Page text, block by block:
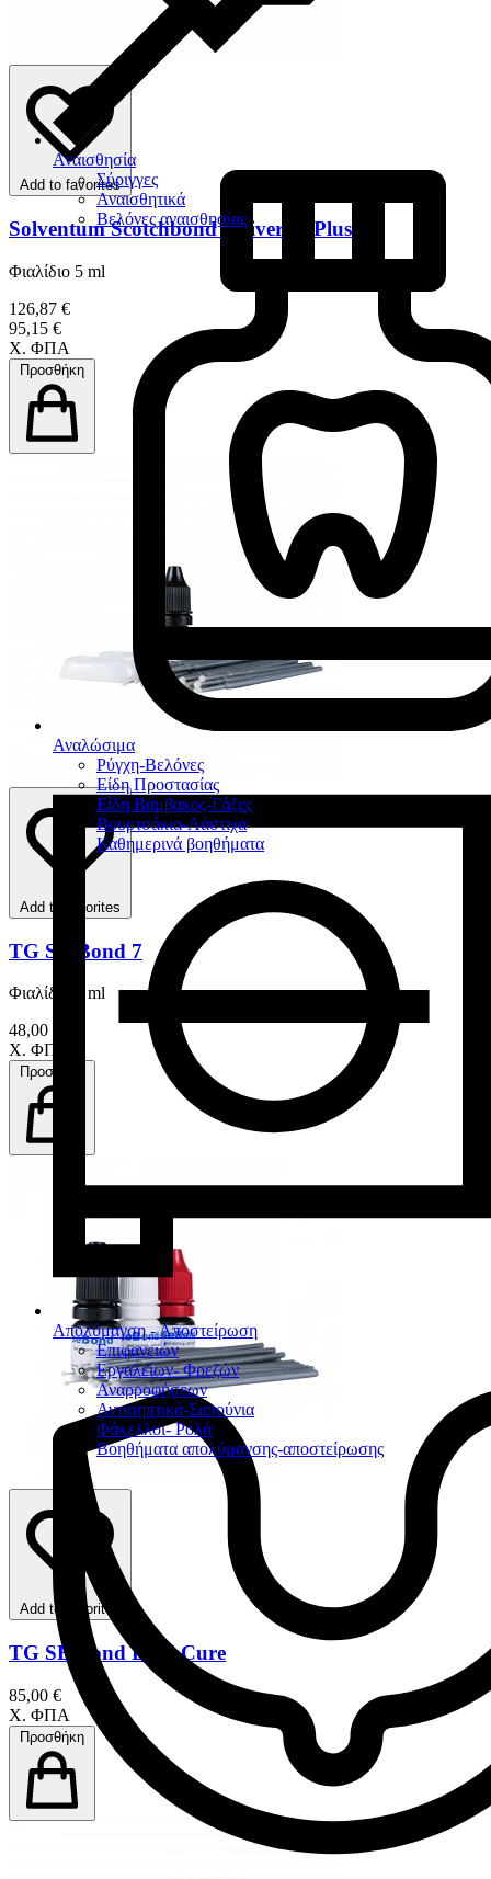
Αναισθησία
Σύριγγες
Αναισθητικά
Βελόνες αναισθησίας
Αναλώσιμα
Ρύγχη-Βελόνες
Είδη Προστασίας
Είδη Βάμβακος-Γάζες
Βουρτσάκια-Λάστιχα
Καθημερινά βοηθήματα
Απολύμανση - Αποστείρωση
Επιφανειών
Εργαλείων- Φρεζών
Αναρροφήσεων
Αντισηπτικά-Σαπούνια
Φάκελλοι- Ρολά
Βοηθήματα απολύμανσης-αποστείρωσης
Add to favorites
Solventum Scotchbond Universal Plus
Φιαλίδιο 5 ml
126,87 €
95,15 €
Χ. ΦΠΑ
Προσθήκη
Add to favorites
TG SE Bond 7
Φιαλίδιο 5 ml
48,00 €
Χ. ΦΠΑ
Προσθήκη
Add to favorites
TG SE Bond Dual Cure
85,00 €
Χ. ΦΠΑ
Προσθήκη